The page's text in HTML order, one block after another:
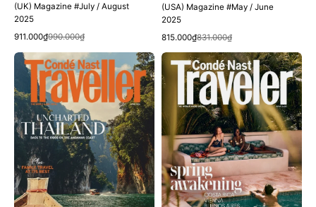
(UK) Magazine #July / August
2025
Sale
911.000₫
Regular 990.000₫
Quick View
(USA) Magazine #May / June
2025
Sale
815.000₫
Regular
831.000₫
Quick View
Tạp
Chí
Condé
Nast
Traveller
(UK)
Magazine
#April
2025
Tạp
Chí
Condé
Nast
Traveller
(USA)
Magazine
#April
2025